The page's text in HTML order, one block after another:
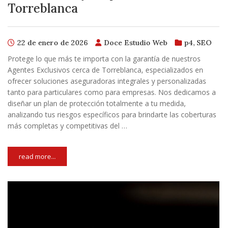
Torreblanca
22 de enero de 2026 Doce Estudio Web p4, SEO
Protege lo que más te importa con la garantía de nuestros
Agentes Exclusivos cerca de Torreblanca, especializados en
ofrecer soluciones aseguradoras integrales y personalizadas
tanto para particulares como para empresas. Nos dedicamos a
diseñar un plan de protección totalmente a tu medida,
analizando tus riesgos específicos para brindarte las coberturas
más completas y competitivas del …
read more...